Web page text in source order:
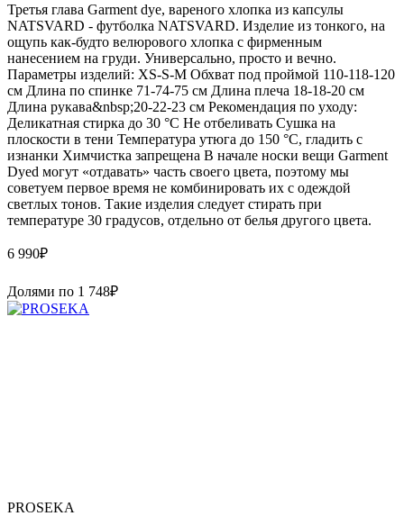
Третья глава Garment dye, вареного хлопка из капсулы
NATSVARD - футболка NATSVARD. Изделие из тонкого, на
ощупь как-будто велюрового хлопка с фирменным
нанесением на груди. Универсально, просто и вечно.
Параметры изделий: XS-S-M Обхват под проймой 110-118-120
см Длина по спинке 71-74-75 см Длина плеча 18-18-20 см
Длина рукава&nbsp;20-22-23 см Рекомендация по уходу:
Деликатная стирка до 30 °C Не отбеливать Сушка на
плоскости в тени Температура утюга до 150 °C, гладить с
изнанки Химчистка запрещена В начале носки вещи Garment
Dyed могут «отдавать» часть своего цвета, поэтому мы
советуем первое время не комбинировать их с одеждой
светлых тонов. Такие изделия следует стирать при
температуре 30 градусов, отдельно от белья другого цвета.
6 990₽
Долями по 1 748₽
PROSEKA